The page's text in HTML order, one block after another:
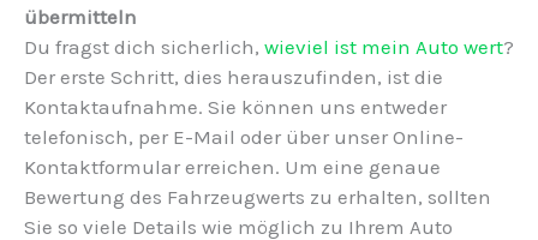
übermitteln
Du fragst dich sicherlich, wieviel ist mein Auto wert?
Der erste Schritt, dies herauszufinden, ist die
Kontaktaufnahme. Sie können uns entweder
telefonisch, per E-Mail oder über unser Online-
Kontaktformular erreichen. Um eine genaue
Bewertung des Fahrzeugwerts zu erhalten, sollten
Sie so viele Details wie möglich zu Ihrem Auto